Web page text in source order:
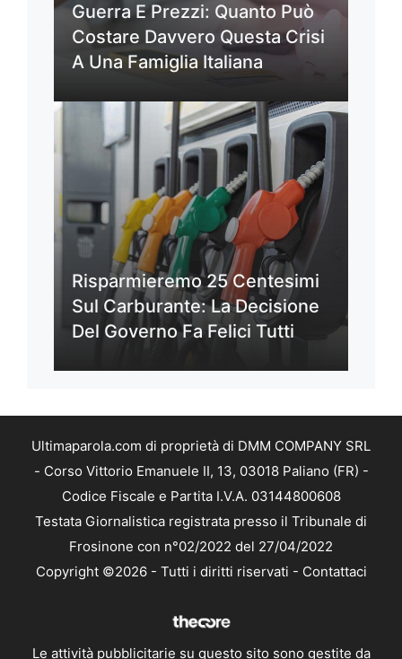
Guerra E Prezzi: Quanto Può
Costare Davvero Questa Crisi
A Una Famiglia Italiana
Risparmieremo 25 Centesimi
Sul Carburante: La Decisione
Del Governo Fa Felici Tutti
Ultimaparola.com di proprietà di DMM COMPANY SRL
- Corso Vittorio Emanuele II, 13, 03018 Paliano (FR) -
Codice Fiscale e Partita I.V.A. 03144800608
Testata Giornalistica registrata presso il Tribunale di
Frosinone con n°02/2022 del 27/04/2022
Copyright ©2026 - Tutti i diritti riservati - Contattaci
Le attività pubblicitarie su questo sito sono gestite da